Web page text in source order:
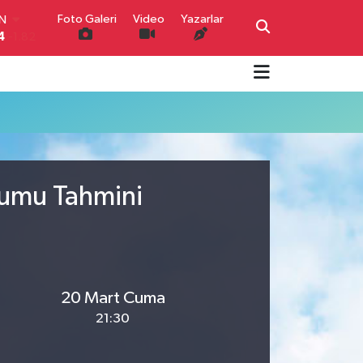
0
Foto Galeri Video Yazarlar
Tahmini
20 Mart Cuma
21:30